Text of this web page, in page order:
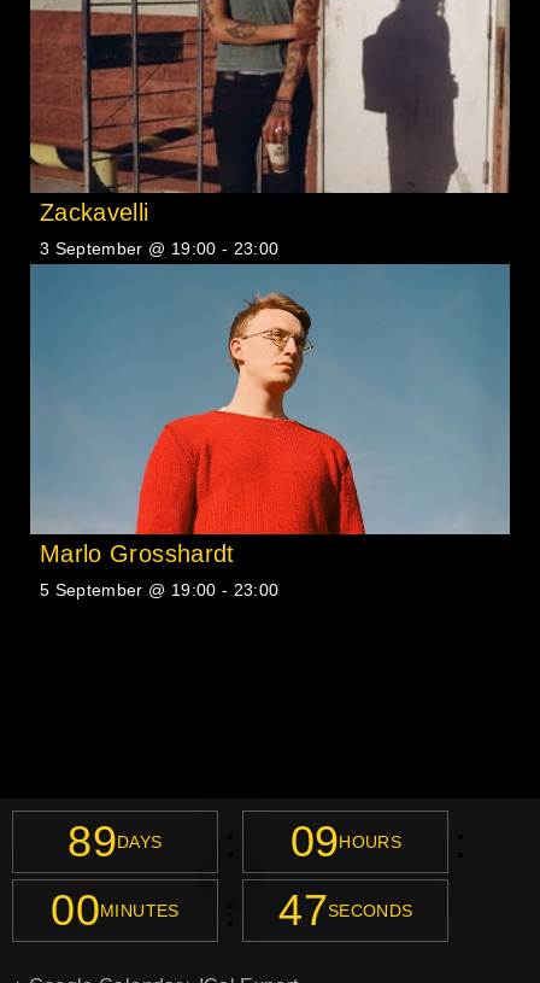
Zackavelli
3 September @ 19:00 - 23:00
Marlo Grosshardt
5 September @ 19:00 - 23:00
89DAYS 09HOURS
00MINUTES 45SECONDS